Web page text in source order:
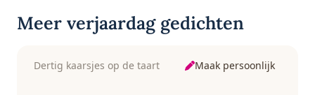
Meer verjaardag gedichten
Dertig kaarsjes op de taart Maak persoonlijk